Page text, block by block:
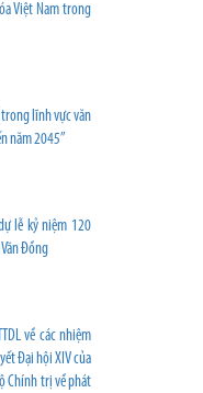
Việt Nam trong
trong lĩnh vực văn
năm 2045”
lễ kỷ niệm 120
Đồng
về các nhiệm
Đại hội XIV của
Chính trị về phát